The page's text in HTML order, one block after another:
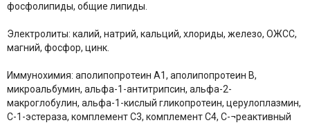
фосфолипиды, общие липиды.
Электролиты: калий, натрий, кальций, хлориды, железо, ОЖСС,
магний, фосфор, цинк.
Иммунохимия: аполипопротеин А1, аполипопротеин B,
микроальбумин, альфа-1-антитрипсин, альфа-2-
макроглобулин, альфа-1-кислый гликопротеин, церулоплазмин,
С-1-эстераза, комплемент С3, комплемент С4, С-¬реактивный